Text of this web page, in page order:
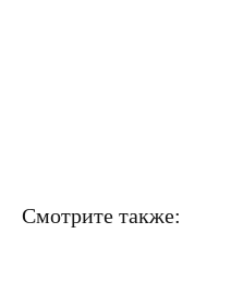
Смотрите также: